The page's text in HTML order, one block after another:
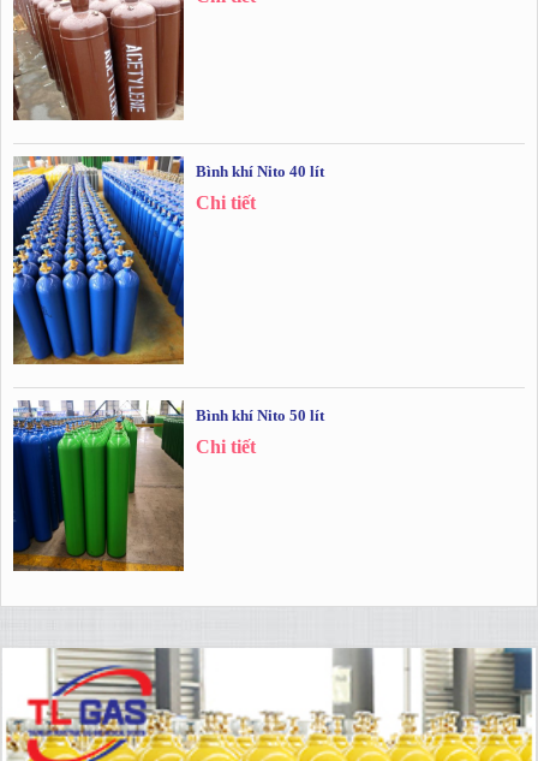
Bình khí Nito 40 lít
Chi tiết
Bình khí Nito 50 lít
Chi tiết